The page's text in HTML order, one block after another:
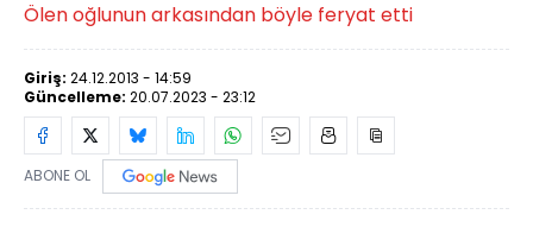
Ölen oğlunun arkasından böyle feryat etti
Giriş: 24.12.2013 - 14:59
Güncelleme: 20.07.2023 - 23:12
ABONE OL